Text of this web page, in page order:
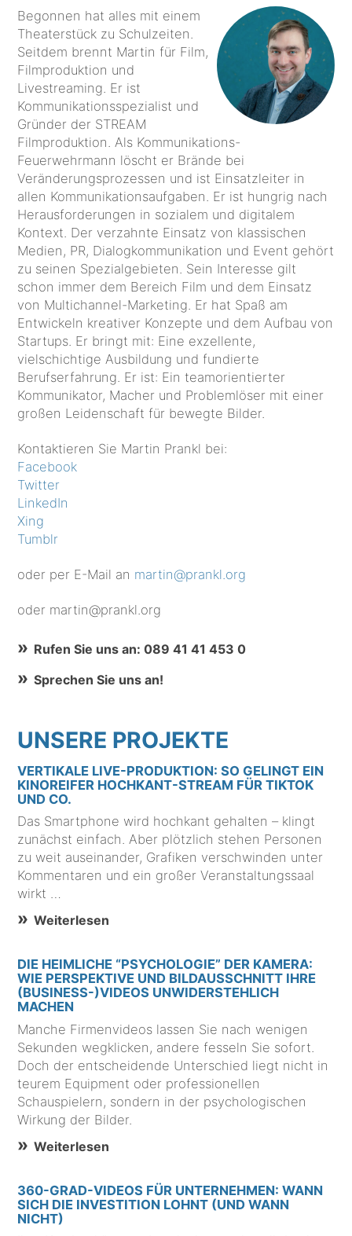
Begonnen hat alles mit einem
Theaterstück zu Schulzeiten.
Seitdem brennt Martin für Film,
Filmproduktion und
Livestreaming. Er ist
Kommunikationsspezialist und
Gründer der STREAM
Filmproduktion. Als Kommunikations-
Feuerwehrmann löscht er Brände bei
Veränderungsprozessen und ist Einsatzleiter in
allen Kommunikationsaufgaben. Er ist hungrig nach
Herausforderungen in sozialem und digitalem
Kontext. Der verzahnte Einsatz von klassischen
Medien, PR, Dialogkommunikation und Event gehört
zu seinen Spezialgebieten. Sein Interesse gilt
schon immer dem Bereich Film und dem Einsatz
von Multichannel-Marketing. Er hat Spaß am
Entwickeln kreativer Konzepte und dem Aufbau von
Startups. Er bringt mit: Eine exzellente,
vielschichtige Ausbildung und fundierte
Berufserfahrung. Er ist: Ein teamorientierter
Kommunikator, Macher und Problemlöser mit einer
großen Leidenschaft für bewegte Bilder.
Kontaktieren Sie Martin Prankl bei:
Facebook
Twitter
LinkedIn
Xing
Tumblr
oder per E-Mail an martin@prankl.org
oder martin@prankl.org
Rufen Sie uns an: 089 41 41 453 0
Sprechen Sie uns an!
UNSERE PROJEKTE
VERTIKALE LIVE-PRODUKTION: SO GELINGT EIN
KINOREIFER HOCHKANT-STREAM FÜR TIKTOK
UND CO.
Das Smartphone wird hochkant gehalten – klingt
zunächst einfach. Aber plötzlich stehen Personen
zu weit auseinander, Grafiken verschwinden unter
Kommentaren und ein großer Veranstaltungssaal
wirkt …
Weiterlesen
DIE HEIMLICHE “PSYCHOLOGIE” DER KAMERA:
WIE PERSPEKTIVE UND BILDAUSSCHNITT IHRE
(BUSINESS-)VIDEOS UNWIDERSTEHLICH
MACHEN
Manche Firmenvideos lassen Sie nach wenigen
Sekunden wegklicken, andere fesseln Sie sofort.
Doch der entscheidende Unterschied liegt nicht in
teurem Equipment oder professionellen
Schauspielern, sondern in der psychologischen
Wirkung der Bilder.
Weiterlesen
360-GRAD-VIDEOS FÜR UNTERNEHMEN: WANN
SICH DIE INVESTITION LOHNT (UND WANN
NICHT)